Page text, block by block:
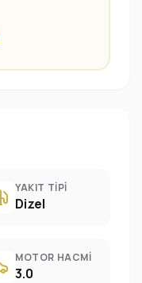
YAKIT TIPI
Dizel
MOTOR HACMI
3.0